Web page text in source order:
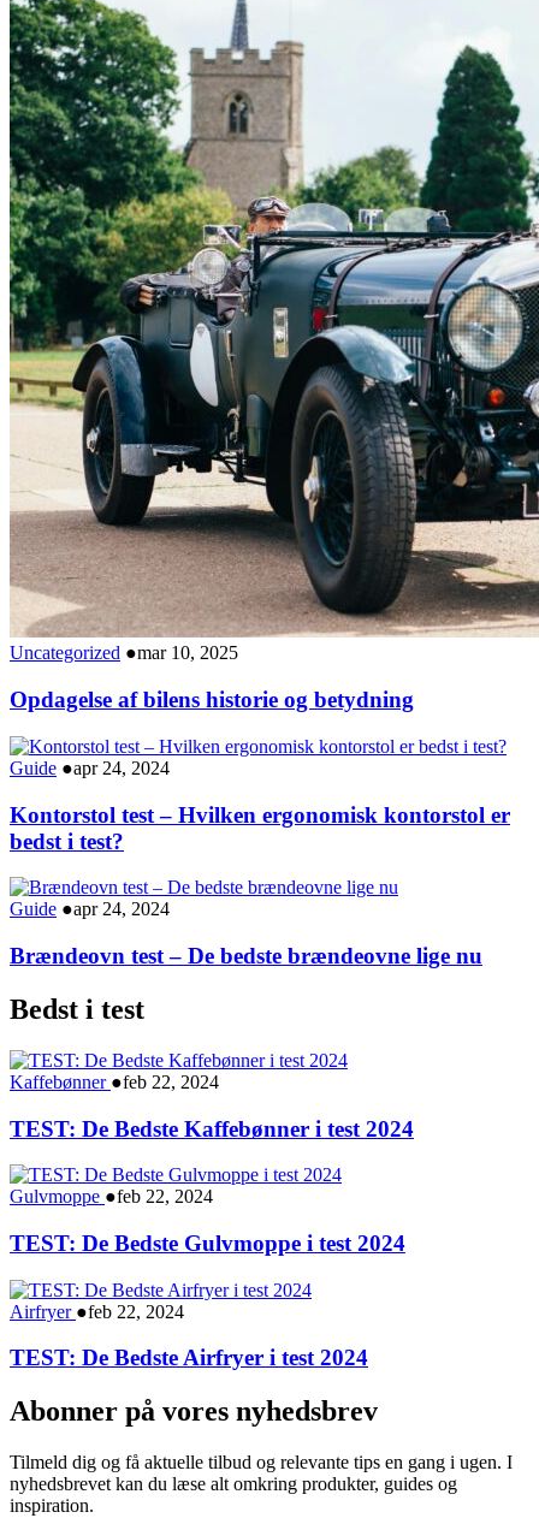
Uncategorized ●mar 10, 2025
Opdagelse af bilens historie og betydning
Guide ●apr 24, 2024
Kontorstol test – Hvilken ergonomisk kontorstol er
bedst i test?
Guide ●apr 24, 2024
Brændeovn test – De bedste brændeovne lige nu
Bedst i test
Kaffebønner ●feb 22, 2024
TEST: De Bedste Kaffebønner i test 2024
Gulvmoppe ●feb 22, 2024
TEST: De Bedste Gulvmoppe i test 2024
Airfryer ●feb 22, 2024
TEST: De Bedste Airfryer i test 2024
Abonner på vores nyhedsbrev
Tilmeld dig og få aktuelle tilbud og relevante tips en gang i ugen. I
nyhedsbrevet kan du læse alt omkring produkter, guides og
inspiration.